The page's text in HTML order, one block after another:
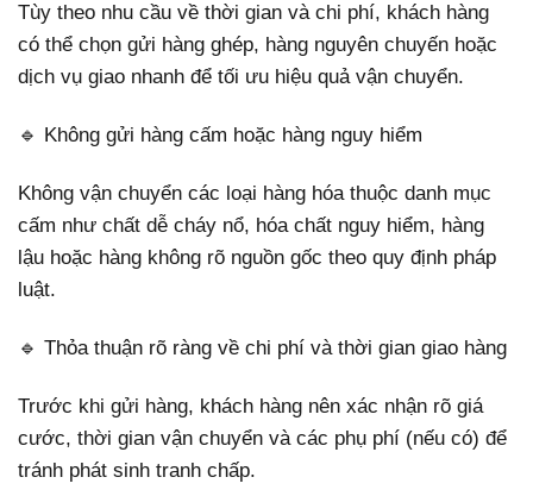
Tùy theo nhu cầu về thời gian và chi phí, khách hàng
có thể chọn gửi hàng ghép, hàng nguyên chuyến hoặc
dịch vụ giao nhanh để tối ưu hiệu quả vận chuyển.
🔹 Không gửi hàng cấm hoặc hàng nguy hiểm
Không vận chuyển các loại hàng hóa thuộc danh mục
cấm như chất dễ cháy nổ, hóa chất nguy hiểm, hàng
lậu hoặc hàng không rõ nguồn gốc theo quy định pháp
luật.
🔹 Thỏa thuận rõ ràng về chi phí và thời gian giao hàng
Trước khi gửi hàng, khách hàng nên xác nhận rõ giá
cước, thời gian vận chuyển và các phụ phí (nếu có) để
tránh phát sinh tranh chấp.